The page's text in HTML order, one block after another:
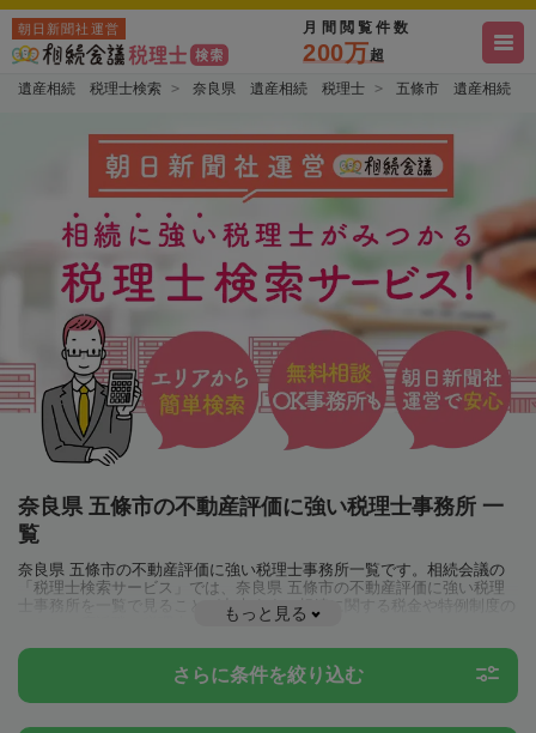
朝日新聞社運営 月間閲覧件数
200万超
遺産相続 税理士検索 奈良県 遺産相続 税理士 五條市 遺産相続
奈良県 五條市の不動産評価に強い税理士事務所 一
覧
奈良県 五條市の不動産評価に強い税理士事務所一覧です。相続会議の
「税理士検索サービス」では、奈良県 五條市の不動産評価に強い税理
士事務所を一覧で見ることが出来ます。相続に関する税金や特例制度の
ことは一度近隣の税理士に相談してみましょう。
もっと見る
さらに条件を絞り込む